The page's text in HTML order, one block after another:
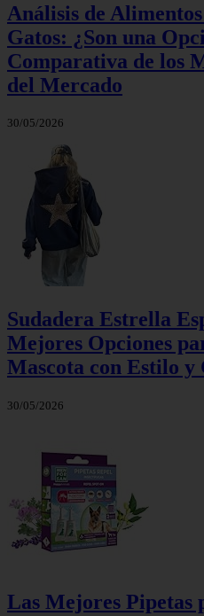
Análisis de
Gatos: ¿Son una
Comparativa de los
del Mercado
30/05/2026
Sudadera Estrella
Mejores Opciones
Mascota con Estilo y
30/05/2026
Las Mejores Pipetas